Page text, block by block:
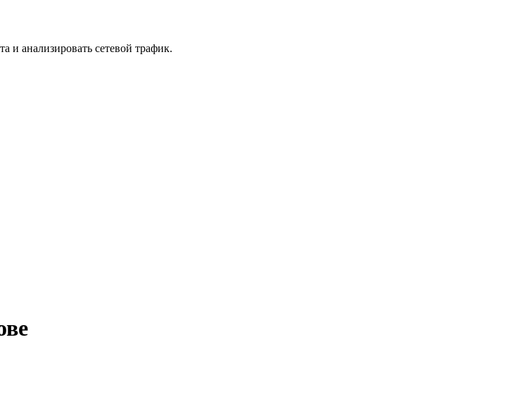
и анализировать сетевой трафик.